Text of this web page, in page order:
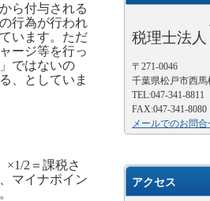
ら付与される
行為が行われ
います。ただ
ージ等を行っ
ではないの
、としていま
×1/2 ＝課税さ
マイナポイン
あん
税理士法
〒271-0046
千葉県松戸市西馬
TEL:047-341-8811
FAX:047-341-8080
メールでのお問合
アクセス